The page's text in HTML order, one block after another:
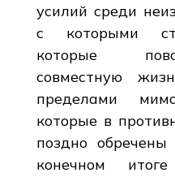
усилий среди
с которыми
которые
совместную
пределами
которые в
поздно
конечном